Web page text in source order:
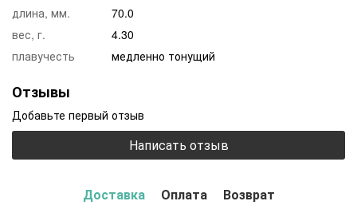
длина, мм.
70.0
вес, г.
4.30
плавучесть
медленно тонущий
Отзывы
Добавьте первый отзыв
Написать отзыв
Доставка Оплата Возврат